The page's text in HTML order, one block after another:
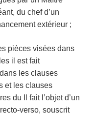
du chef d’un
extérieur ;
pièces visées dans
il est fait
les clauses
et les clauses
du Il fait l’objet d’un
verso, souscrit